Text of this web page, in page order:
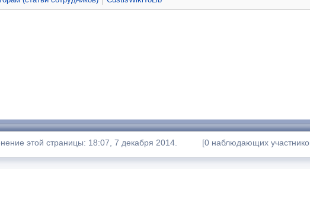
этой страницы: 18:07, 7 декабря 2014. [0 наблюдающих